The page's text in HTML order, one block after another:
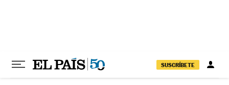
SUSCRÍBETE